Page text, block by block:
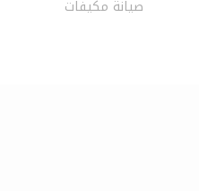
صيانة مكيفات